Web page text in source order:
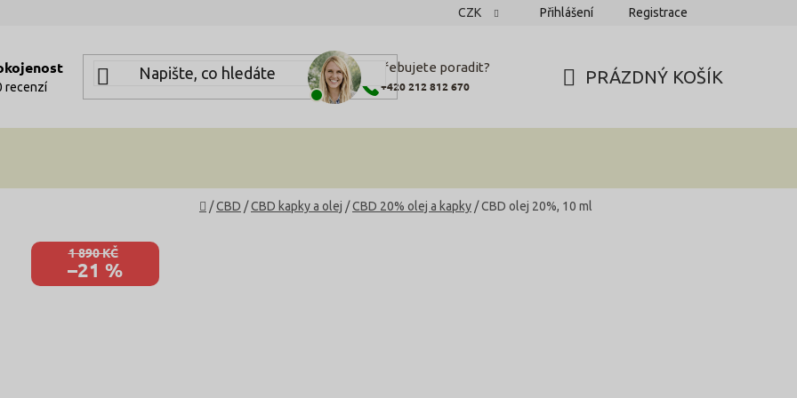
CZK Přihlášení Registrace
recenzí
Potřebujete poradit?
+420 212 812 670 PRÁZDNÝ KOŠÍK
Domů
/CBD /CBD kapky a olej /CBD 20% olej a kapky /CBD olej 20%, 10 ml
1 890 KČ
–21 %